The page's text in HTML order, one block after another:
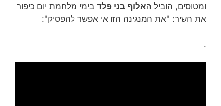
ומטוסים, הוביל האלוף בני פלד בימי מלחמת יום כיפור
את השיר: "את המנגינה הזו אי אפשר להפסיק":
.